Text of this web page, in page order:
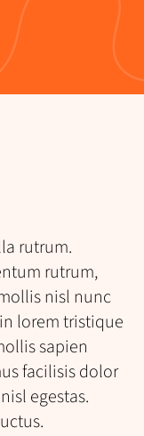
rutrum.
rutrum,
nisl nunc
lorem tristique
sapien
facilisis dolor
egestas.